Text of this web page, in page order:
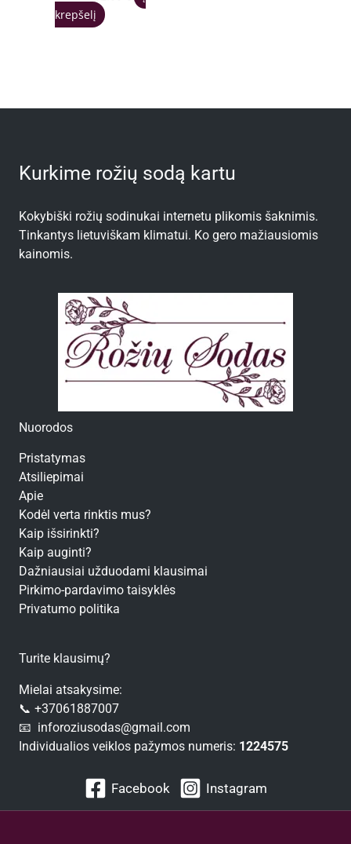
price
was:
price
krepšelį
Kurkime rožių sodą kartu
Kokybiški rožių sodinukai internetu plikomis šaknimis.
Tinkantys lietuviškam klimatui. Ko gero mažiausiomis
kainomis.
Nuorodos
Pristatymas
Atsiliepimai
Apie
Kodėl verta rinktis mus?
Kaip išsirinkti?
Kaip auginti?
Dažniausiai užduodami klausimai
Pirkimo-pardavimo taisyklės
Privatumo politika
Turite klausimų?
Mielai atsakysime:
📞 +37061887007
📧 inforoziusodas@gmail.com
Individualios veiklos pažymos numeris: 1224575
Facebook Instagram